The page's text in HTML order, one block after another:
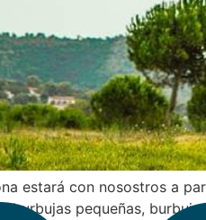
estará con nosostros a
pequeñas,